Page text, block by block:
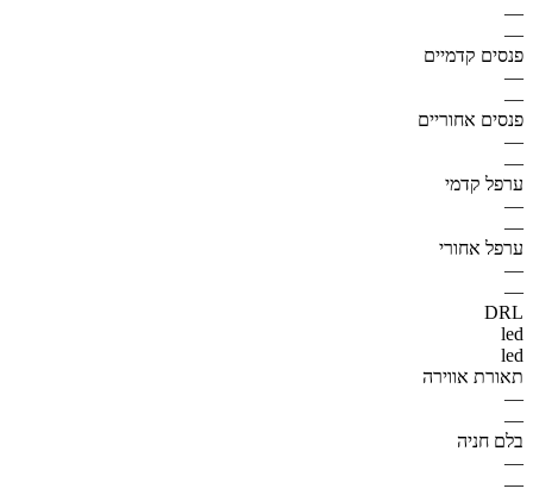
—
—
פנסים קדמיים
—
—
פנסים אחוריים
—
—
ערפל קדמי
—
—
ערפל אחורי
—
—
DRL
led
led
תאורת אווירה
—
—
בלם חניה
—
—